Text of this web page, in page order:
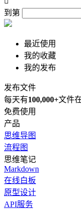
到第
最近使用
我的收藏
我的发布
发布文件
每天有100,000+文件
免费使用
产品
思维导图
流程图
思维笔记
Markdown
在线白板
原型设计
API服务